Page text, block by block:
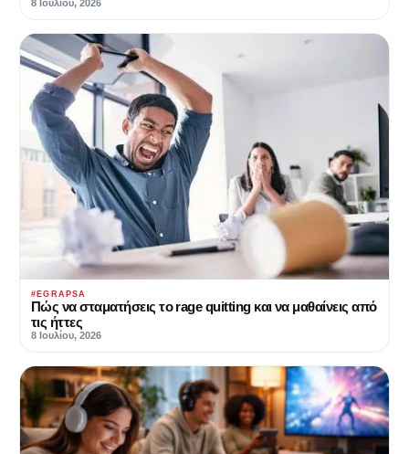
8 Ιουλίου, 2026
#EGRAPSA
Πώς να σταματήσεις το rage quitting και να μαθαίνεις από
τις ήττες
8 Ιουλίου, 2026